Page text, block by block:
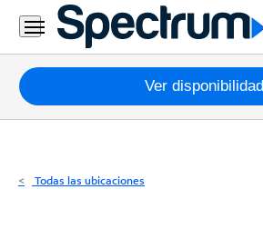
Residencial
Business
Paquetes
Internet
Ver disponibilidad
Todas las ubicaciones